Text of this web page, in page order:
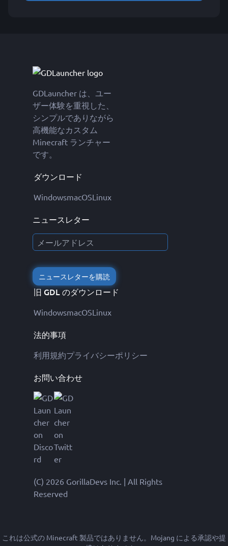
GDLauncher は、ユー
ザー体験を重視した、
シンプルでありながら
高機能なカスタム
Minecraft ランチャー
です。
ダウンロード
WindowsmacOSLinux
ニュースレター
ニュースレターを購読
旧 GDL のダウンロード
WindowsmacOSLinux
法的事項
利用規約プライバシーポリシー
お問い合わせ
(C) 2026 GorillaDevs Inc. | All Rights
Reserved
これは公式の Minecraft 製品ではありません。Mojang による承認や提